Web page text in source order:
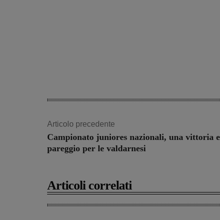
Articolo precedente
Campionato juniores nazionali, una vittoria
pareggio per le valdarnesi
Articoli correlati